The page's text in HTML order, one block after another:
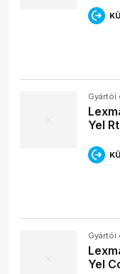
Gyártói
Yel
Gyártói
Yel